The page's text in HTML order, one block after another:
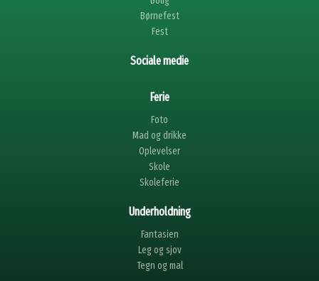
Børnefest
Fest
Sociale medie
Ferie
Foto
Mad og drikke
Oplevelser
Skole
Skoleferie
Underholdning
Fantasien
Leg og sjov
Tegn og mal